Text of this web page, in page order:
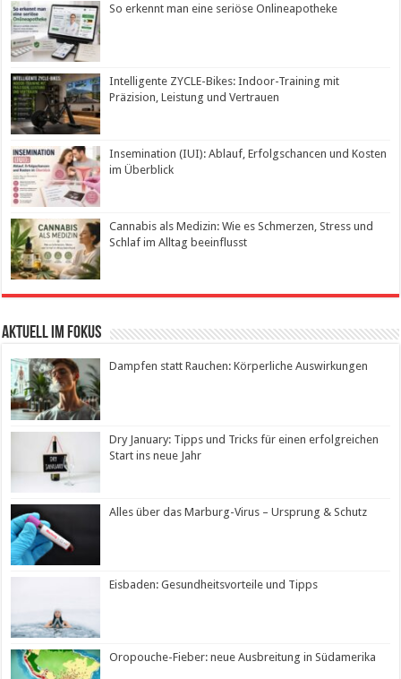
So erkennt man eine seriöse Onlineapotheke
Intelligente ZYCLE-Bikes: Indoor-Training mit
Präzision, Leistung und Vertrauen
Insemination (IUI): Ablauf, Erfolgschancen und Kosten
im Überblick
Cannabis als Medizin: Wie es Schmerzen, Stress und
Schlaf im Alltag beeinflusst
Aktuell im Fokus
Dampfen statt Rauchen: Körperliche Auswirkungen
Dry January: Tipps und Tricks für einen erfolgreichen
Start ins neue Jahr
Alles über das Marburg-Virus – Ursprung & Schutz
Eisbaden: Gesundheitsvorteile und Tipps
Oropouche-Fieber: neue Ausbreitung in Südamerika